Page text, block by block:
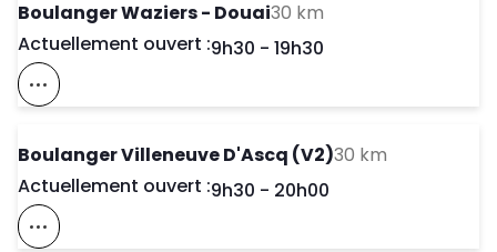
Boulanger Waziers - Douai30 km
Actuellement ouvert :Day of the Week
9h30 - 19h30
Voir Ce Magasin Sur La Carte
Boulanger Villeneuve D'Ascq (V2)30 km
Actuellement ouvert :Day of the Week
9h30 - 20h00
Voir Ce Magasin Sur La Carte